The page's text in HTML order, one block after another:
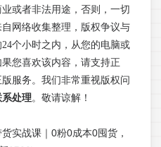
或者非法用途，否则，一切
网络收集整理，版权争议与
个小时之内，从您的电脑或
您喜欢该内容，请支持正
服务。我们非常重视版权问
系处理。敬请谅解！
实战课｜0粉0成本0囤货，